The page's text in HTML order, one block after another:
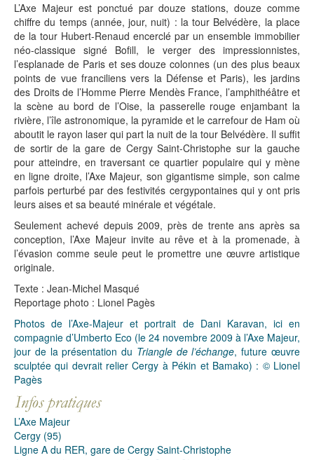
L’Axe Majeur est ponctué par douze stations, douze comme
chiffre du temps (année, jour, nuit) : la tour Belvédère, la place
de la tour Hubert-Renaud encerclé par un ensemble immobilier
néo-classique signé Bofill, le verger des impressionnistes,
l’esplanade de Paris et ses douze colonnes (un des plus beaux
points de vue franciliens vers la Défense et Paris), les jardins
des Droits de l’Homme Pierre Mendès France, l’amphithéâtre et
la scène au bord de l’Oise, la passerelle rouge enjambant la
rivière, l’île astronomique, la pyramide et le carrefour de Ham où
aboutit le rayon laser qui part la nuit de la tour Belvédère. Il suffit
de sortir de la gare de Cergy Saint-Christophe sur la gauche
pour atteindre, en traversant ce quartier populaire qui y mène
en ligne droite, l’Axe Majeur, son gigantisme simple, son calme
parfois perturbé par des festivités cergypontaines qui y ont pris
leurs aises et sa beauté minérale et végétale.
Seulement achevé depuis 2009, près de trente ans après sa
conception, l’Axe Majeur invite au rêve et à la promenade, à
l’évasion comme seule peut le promettre une œuvre artistique
originale.
Texte : Jean-Michel Masqué
Reportage photo : Lionel Pagès
Photos de l’Axe-Majeur et portrait de Dani Karavan, ici en
compagnie d’Umberto Eco (le 24 novembre 2009 à l’Axe Majeur,
jour de la présentation du Triangle de l’échange, future œuvre
sculptée qui devrait relier Cergy à Pékin et Bamako) : © Lionel
Pagès
L’Axe Majeur
Cergy (95)
Ligne A du RER, gare de Cergy Saint-Christophe